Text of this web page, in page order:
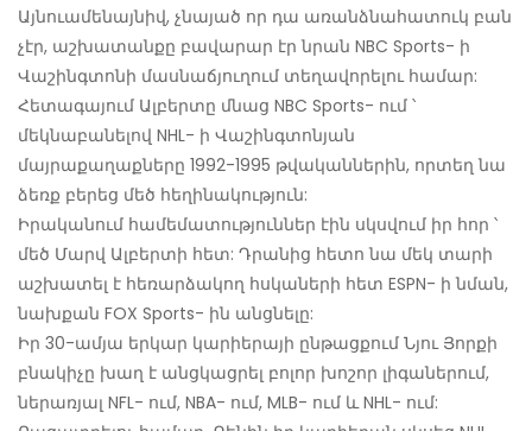
Այնուամենայնիվ, չնայած որ դա առանձնահատուկ բան
չէր, աշխատանքը բավարար էր նրան NBC Sports- ի
Վաշինգտոնի մասնաճյուղում տեղավորելու համար:
Հետագայում Ալբերտը մնաց NBC Sports- ում ՝
մեկնաբանելով NHL- ի Վաշինգտոնյան
մայրաքաղաքները 1992-1995 թվականներին, որտեղ նա
ձեռք բերեց մեծ հեղինակություն:
Իրականում համեմատություններ էին սկսվում իր հոր ՝
մեծ Մարվ Ալբերտի հետ: Դրանից հետո նա մեկ տարի
աշխատել է հեռարձակող հսկաների հետ ESPN- ի նման,
նախքան FOX Sports- ին անցնելը:
Իր 30-ամյա երկար կարիերայի ընթացքում Նյու Յորքի
բնակիչը խաղ է անցկացրել բոլոր խոշոր լիգաներում,
ներառյալ NFL- ում, NBA- ում, MLB- ում և NHL- ում: